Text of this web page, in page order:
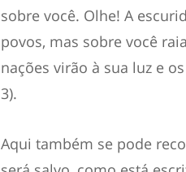
sobre você. Olhe! A
povos, mas sobre você
nações virão à sua luz e
3).
Aqui também se pode